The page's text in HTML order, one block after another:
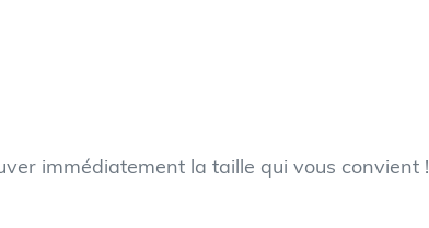
immédiatement la taille qui vous convient !